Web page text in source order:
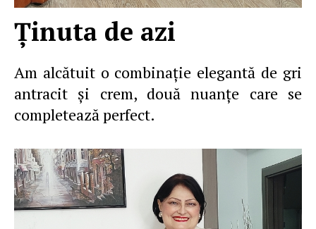
Ţinuta de azi
Am alcătuit o combinaţie elegantă de gri
antracit şi crem, două nuanţe care se
completează perfect.